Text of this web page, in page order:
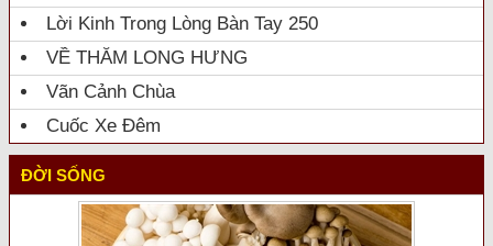
Lời Kinh Trong Lòng Bàn Tay 250
VỀ THĂM LONG HƯNG
Vãn Cảnh Chùa
Cuốc Xe Đêm
ĐỜI SỐNG